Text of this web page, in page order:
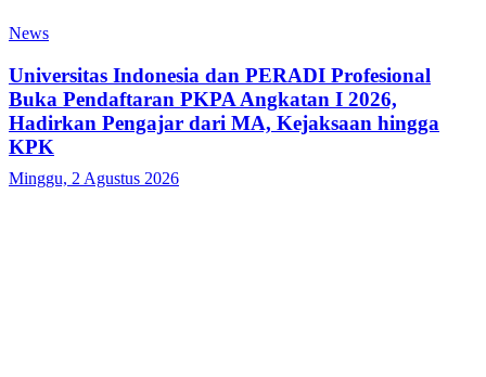
News
Universitas Indonesia dan PERADI Profesional
Buka Pendaftaran PKPA Angkatan I 2026,
Hadirkan Pengajar dari MA, Kejaksaan hingga
KPK
Minggu, 2 Agustus 2026